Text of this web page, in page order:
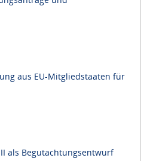
aus EU-Mitgliedstaaten für
als Begutachtungsentwurf